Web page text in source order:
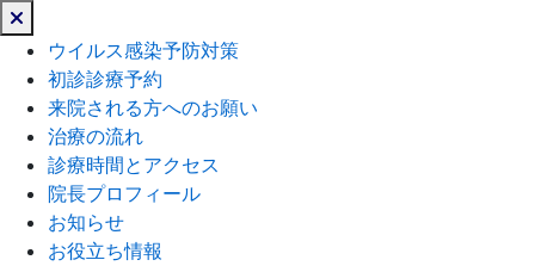
じ
る
ウイルス感染予防対策
初診診療予約
来院される方へのお願い
治療の流れ
診療時間とアクセス
院長プロフィール
お知らせ
お役立ち情報